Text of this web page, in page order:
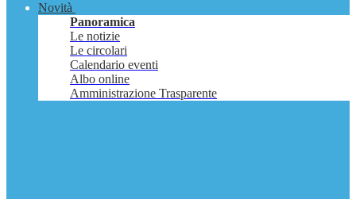
Novità
Panoramica
Le notizie
Le circolari
Calendario eventi
Albo online
Amministrazione Trasparente